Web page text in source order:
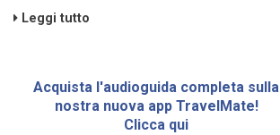
Leggi tutto
Acquista l'audioguida completa sulla
nostra nuova app TravelMate!
Clicca qui